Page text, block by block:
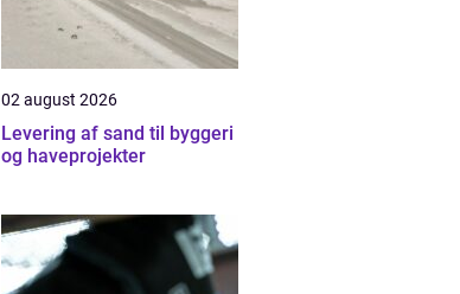
02 august 2026
Levering af sand til byggeri
og haveprojekter